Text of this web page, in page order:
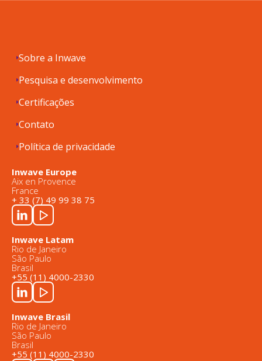
Sobre a Inwave
Pesquisa e desenvolvimento
Certificações
Contato
Política de privacidade
Inwave Europe
Aix en Provence
France
+ 33 (7) 49 99 38 75
Inwave Latam
Rio de Janeiro
São Paulo
Brasil
+55 (11) 4000-2330
Inwave Brasil
Rio de Janeiro
São Paulo
Brasil
+55 (11) 4000-2330